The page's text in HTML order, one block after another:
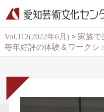
Vol.112(2022年6月) > 家族で
毎年好評の体験＆ワークシ